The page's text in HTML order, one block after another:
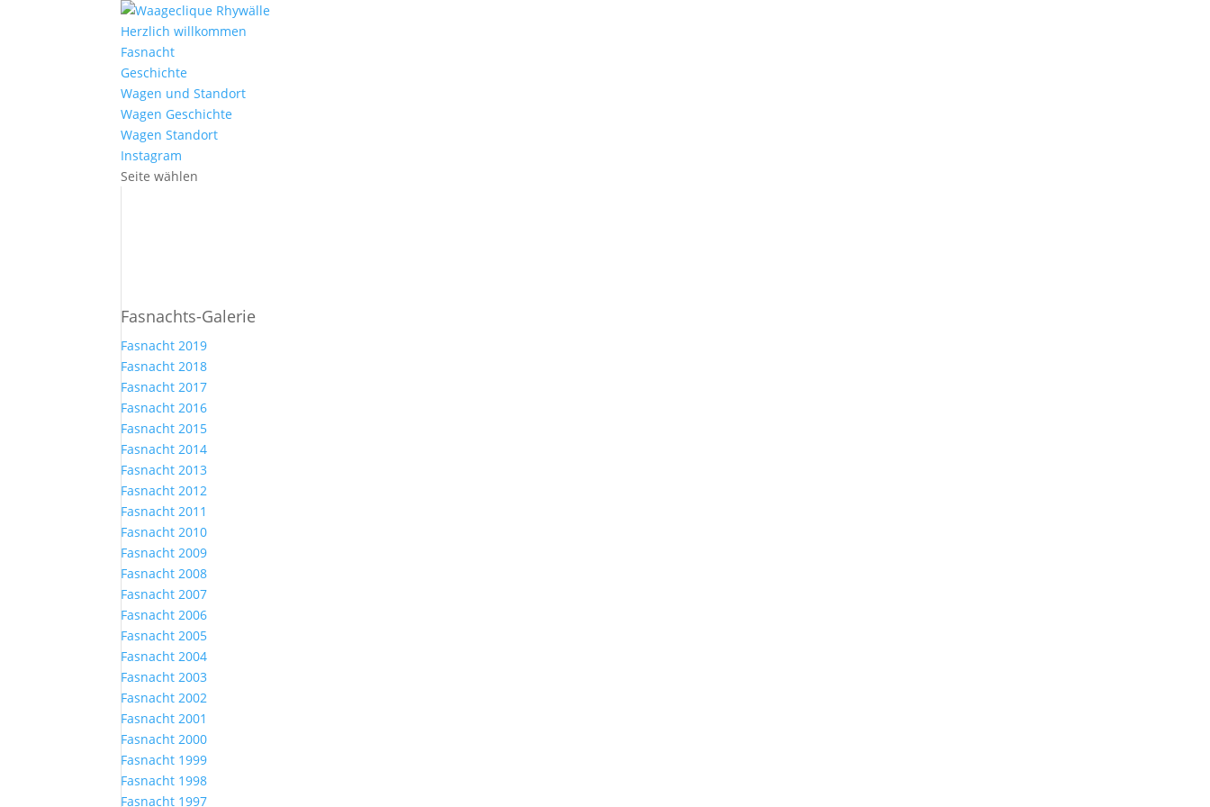
Herzlich willkommen
Fasnacht
Geschichte
Wagen und Standort
Wagen Geschichte
Wagen Standort
Instagram
Seite wählen
Fasnachts-Galerie
Fasnacht 2019
Fasnacht 2018
Fasnacht 2017
Fasnacht 2016
Fasnacht 2015
Fasnacht 2014
Fasnacht 2013
Fasnacht 2012
Fasnacht 2011
Fasnacht 2010
Fasnacht 2009
Fasnacht 2008
Fasnacht 2007
Fasnacht 2006
Fasnacht 2005
Fasnacht 2004
Fasnacht 2003
Fasnacht 2002
Fasnacht 2001
Fasnacht 2000
Fasnacht 1999
Fasnacht 1998
Fasnacht 1997